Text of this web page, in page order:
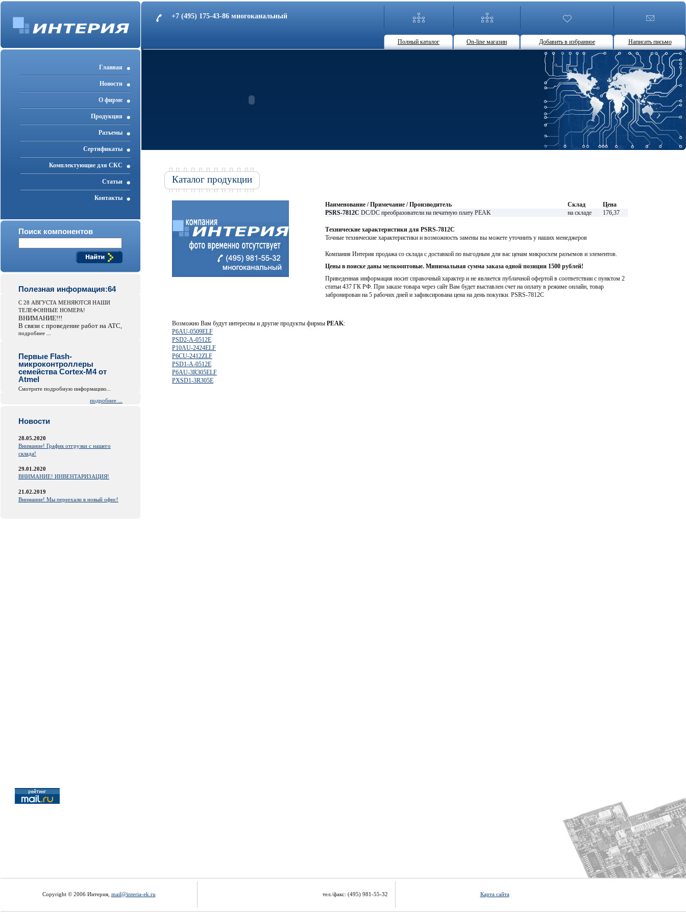
+7 (495) 175-43-86 многоканальный
Полный каталог On-line магазин Добавить в избранное Написать письмо
Главная
Новости
О фирме
Продукция
Разъемы
Cертификаты
Комплектующие для СКС
Статьи
Контакты
Поиск компонентов
Полезная информация:64
С 28 АВГУСТА МЕНЯЮТСЯ НАШИ
ТЕЛЕФОННЫЕ НОМЕРА!
ВНИМАНИЕ!!!
В связи с проведение работ на АТС,
подробнее ...
Первые Flash-
микроконтроллеры
семейства Cortex-M4 от
Atmel
Смотрите подробную информацию...
подробнее ...
Новости
28.05.2020
Внимание! График отгрузки с нашего
склада!
29.01.2020
ВНИМАНИЕ! ИНВЕНТАРИЗАЦИЯ!
21.02.2019
Внимание! Мы переехали в новый офис!
Каталог продукции
Наименование / Примечание / Производитель Склад
Цена
PSRS-7812C DC/DC преобразователи на печатную плату PEAK на складе 176,37
Технические характеристики для PSRS-7812C
Точные технические характеристики и возможность замены вы можете уточнить у наших менеджеров
Компания Интерия продажа со склада с доставкой по выгодным для вас ценам микросхем разъемов и элементов.
Цены в поиске даны мелкооптовые. Минимальная сумма заказа одной позиции 1500 рублей!
Приведенная информация носит справочный характер и не является публичной офертой в соответствии с пунктом 2
статьи 437 ГК РФ. При заказе товара через сайт Вам будет выставлен счет на оплату в режиме онлайн, товар
забронирован на 5 рабочих дней и зафиксирована цена на день покупки. PSRS-7812C
Возможно Вам будут интересны и другие продукты фирмы PEAK:
P6AU-0509ELF
PSD2-A-0512E
P10AU-2424ELF
P6CU-2412ZLF
PSD1-A-0512E
P6AU-3R305ELF
PXSD1-3R305E
Copyright © 2006 Интерия, mail@interia-ek.ru тел./факс: (495) 981-55-32 Карта сайта